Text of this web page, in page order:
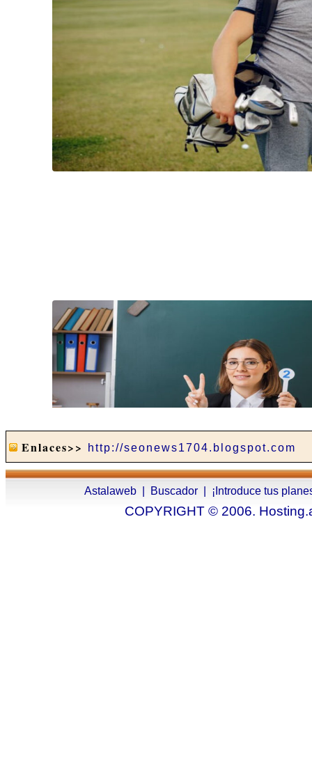
Enlaces>> http://seonews1704.blogspot.com
Astalaweb Buscador ¡Introduce tus
COPYRIGHT © 2006.